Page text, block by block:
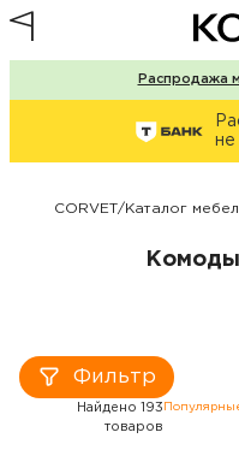
Распродажа
не
CORVET/Каталог
Комоды
Фильтр
Найдено 193
товаров